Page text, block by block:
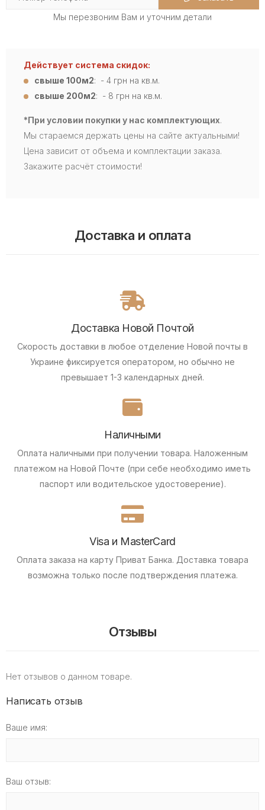
Мы перезвоним Вам и уточним детали
Действует система скидок:
свыше 100м2: - 4 грн на кв.м.
свыше 200м2: - 8 грн на кв.м.
*При условии покупки у нас комплектующих.
Мы стараемся держать цены на сайте актуальными!
Цена зависит от объема и комплектации заказа.
Закажите расчёт стоимости!
Доставка и оплата
Доставка Новой Почтой
Скорость доставки в любое отделение Новой почты в
Украине фиксируется оператором, но обычно не
превышает 1-3 календарных дней.
Наличными
Оплата наличными при получении товара. Наложенным
платежом на Новой Почте (при себе необходимо иметь
паспорт или водительское удостоверение).
Visa и MasterCard
Оплата заказа на карту Приват Банка. Доставка товара
возможна только после подтверждения платежа.
Отзывы
Нет отзывов о данном товаре.
Написать отзыв
Ваше имя:
Ваш отзыв: